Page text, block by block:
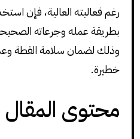
رغم فعاليته العالية، فإن
بطريقة عمله وجرعاته
وذلك لضمان سلامة القطة
خطيرة.
محتوى المقال